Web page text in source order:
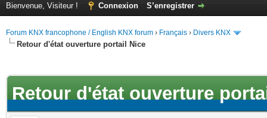
Bienvenue, Visiteur ! Connexion S’enregistrer
Forum KNX francophone / English KNX forum › Français › Divers KNX
Retour d'état ouverture portail Nice
Retour d'état ouverture